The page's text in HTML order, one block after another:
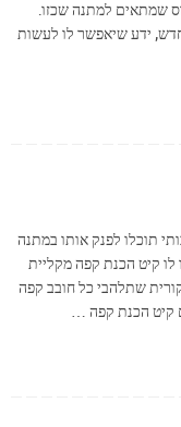
שמתאים למתנה שכזו.
ידע שיאפשר לו לעשות
תוכלו לפנק אותו במתנה
לו קיט הכנת קפה מקליית
שתלהבי כל חובב קפה
קיט הכנת קפה …